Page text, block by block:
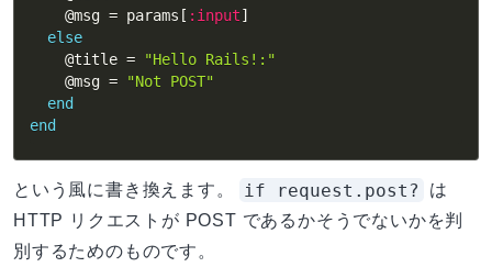
@msg = params [ :input]
else
@title =
"Hello Rails!:"
@msg =
"Not POST"
end
end
という風に書き換えます。 if request.post?
は
HTTP リクエストが POST であるかそうでないかを判
別するためのものです。